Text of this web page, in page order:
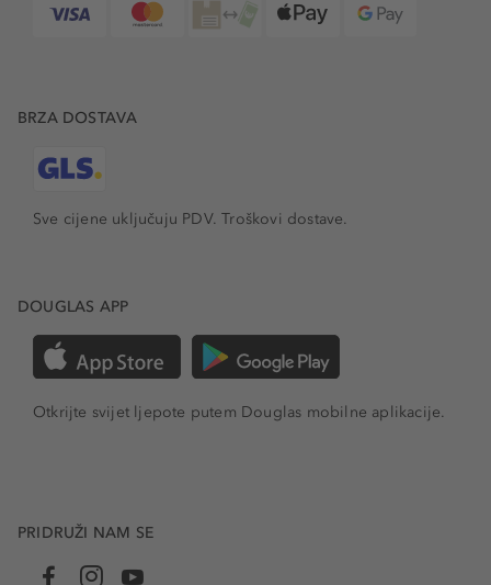
BRZA DOSTAVA
Sve cijene uključuju PDV.Troškovi dostave.
DOUGLAS APP
Otkrijte svijet ljepote putem Douglas mobilne aplikacije.
PRIDRUŽI NAM SE